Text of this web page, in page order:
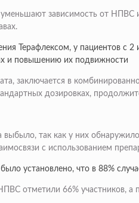
зависимость от НПВС
Терафлексом, у пациентов с
и повышению их подвижности
заключается в
дозировках,
выбыло, так как у них
с использованием
было установлено, что в 88%
отметили 66% участников, а